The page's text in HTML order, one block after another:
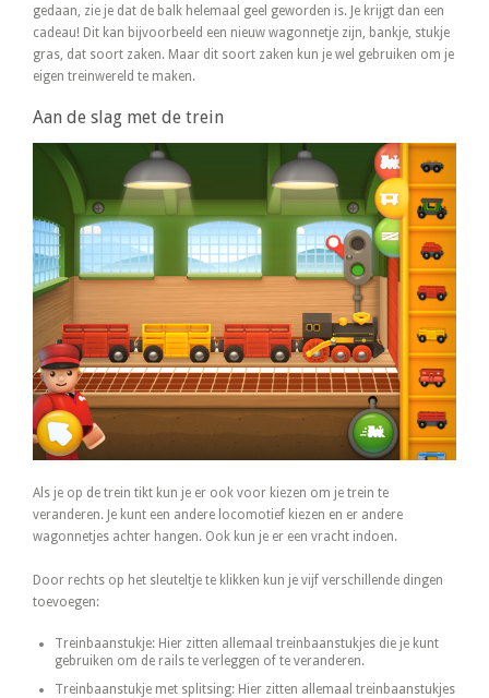
gedaan, zie je dat de balk helemaal geel geworden is. Je krijgt dan een
cadeau! Dit kan bijvoorbeeld een nieuw wagonnetje zijn, bankje, stukje
gras, dat soort zaken. Maar dit soort zaken kun je wel gebruiken om je
eigen treinwereld te maken.
Aan de slag met de trein
Als je op de trein tikt kun je er ook voor kiezen om je trein te
veranderen. Je kunt een andere locomotief kiezen en er andere
wagonnetjes achter hangen. Ook kun je er een vracht indoen.
Door rechts op het sleuteltje te klikken kun je vijf verschillende dingen
toevoegen:
Treinbaanstukje: Hier zitten allemaal treinbaanstukjes die je kunt
gebruiken om de rails te verleggen of te veranderen.
Treinbaanstukje met splitsing: Hier zitten allemaal treinbaanstukjes